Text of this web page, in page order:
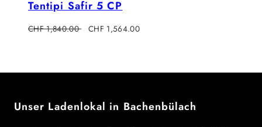
Tentipi Safir 5 CP
Regulärer
CHF 1,840.00 Verkaufspreis
CHF 1,564.00
Unser Ladenlokal in Bachenbülach